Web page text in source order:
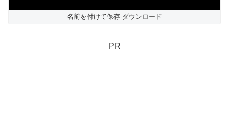
名前を付けて保存-ダウンロード
PR